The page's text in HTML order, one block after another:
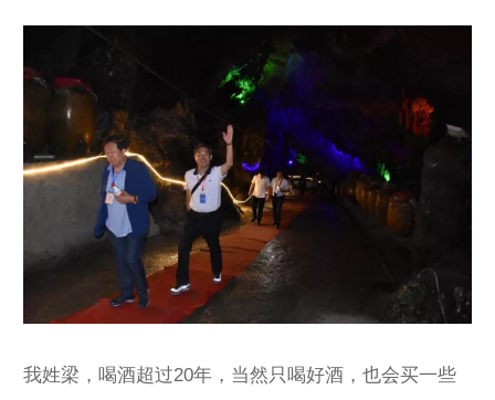
我姓梁，喝酒超过20年，当然只喝好酒，也会买一些